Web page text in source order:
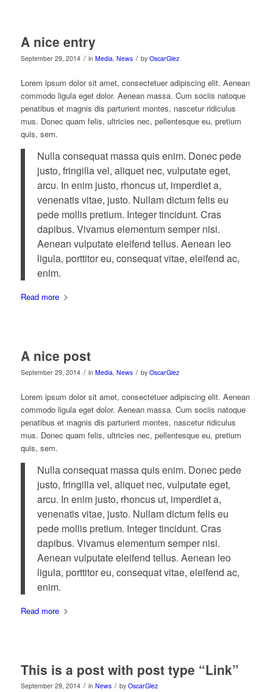
A nice entry
September 29, 2014 / in Media, News / by OscarGlez
Lorem ipsum dolor sit amet, consectetuer adipiscing elit. Aenean
commodo ligula eget dolor. Aenean massa. Cum sociis natoque
penatibus et magnis dis parturient montes, nascetur ridiculus
mus. Donec quam felis, ultricies nec, pellentesque eu, pretium
quis, sem.
Nulla consequat massa quis enim. Donec pede
justo, fringilla vel, aliquet nec, vulputate eget,
arcu. In enim justo, rhoncus ut, imperdiet a,
venenatis vitae, justo. Nullam dictum felis eu
pede mollis pretium. Integer tincidunt. Cras
dapibus. Vivamus elementum semper nisi.
Aenean vulputate eleifend tellus. Aenean leo
ligula, porttitor eu, consequat vitae, eleifend ac,
enim.
Read more
A nice post
September 29, 2014 / in Media, News / by OscarGlez
Lorem ipsum dolor sit amet, consectetuer adipiscing elit. Aenean
commodo ligula eget dolor. Aenean massa. Cum sociis natoque
penatibus et magnis dis parturient montes, nascetur ridiculus
mus. Donec quam felis, ultricies nec, pellentesque eu, pretium
quis, sem.
Nulla consequat massa quis enim. Donec pede
justo, fringilla vel, aliquet nec, vulputate eget,
arcu. In enim justo, rhoncus ut, imperdiet a,
venenatis vitae, justo. Nullam dictum felis eu
pede mollis pretium. Integer tincidunt. Cras
dapibus. Vivamus elementum semper nisi.
Aenean vulputate eleifend tellus. Aenean leo
ligula, porttitor eu, consequat vitae, eleifend ac,
enim.
Read more
This is a post with post type “Link”
September 29, 2014 / in News / by OscarGlez